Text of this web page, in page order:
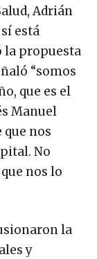
Adrián
está
la propuesta
“somos
que es el
Manuel
que nos
No
nos lo
la
y